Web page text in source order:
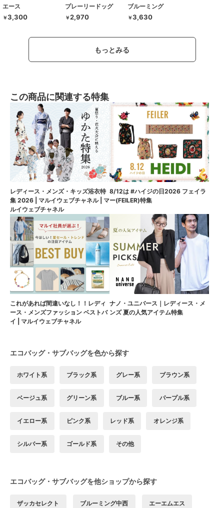
エース
￥3,300
プレーリードッグ
￥2,970
ブルーミング
￥3,630
もっとみる
この商品に関連する特集
レディース・メンズ・キッズ浴衣特
集 2026 | マルイウェブチャネル | マ
ルイウェブチャネル
8/12は #ハイジの日2026 フェイラ
ー(FEILER)特集
これがあれば間違いなし！！レディ
ース・メンズファッション ベストバ
イ | マルイウェブチャネル
ナノ・ユニバース｜レディース・メ
ンズ 夏の人気アイテム特集
エコバッグ・サブバッグを色から探す
ホワイト系 ブラック系 グレー系 ブラウン系
ベージュ系 グリーン系 ブルー系 パープル系
イエロー系 ピンク系 レッド系 オレンジ系
シルバー系 ゴールド系 その他
エコバッグ・サブバッグを他ショップから探す
ザッカセレクト ブルーミング中西 エーエムエス